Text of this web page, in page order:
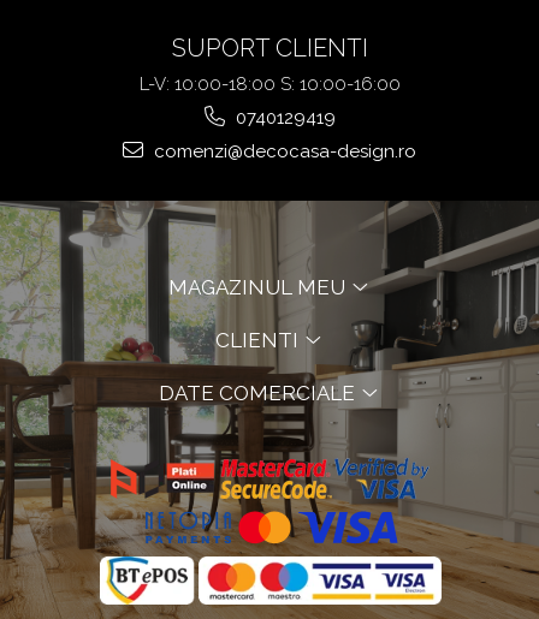
SUPORT CLIENTI
L-V: 10:00-18:00 S: 10:00-16:00
0740129419
comenzi@decocasa-design.ro
MAGAZINUL MEU
CLIENTI
DATE COMERCIALE